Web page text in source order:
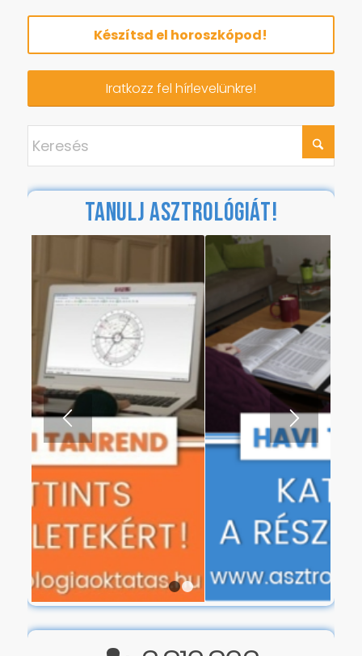
Készítsd el horoszkópod!
Iratkozz fel hírlevelünkre!
TANULJ ASZTROLÓGIÁT!
1 2